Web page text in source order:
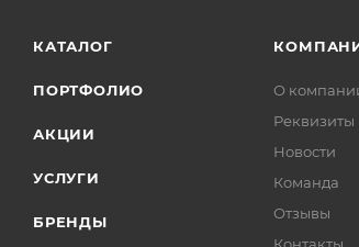
КАТАЛОГ
ПОРТФОЛИО
АКЦИИ
УСЛУГИ
БРЕНДЫ
О
Реквизиты
Новости
Команда
Отзывы